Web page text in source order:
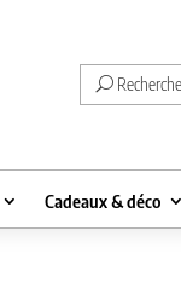
Cadeaux & déco